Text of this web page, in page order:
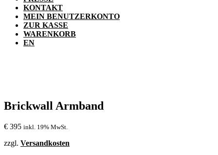
KONTAKT
MEIN BENUTZERKONTO
ZUR KASSE
WARENKORB
EN
Brickwall Armband
€ 395 inkl. 19% MwSt.
zzgl. Versandkosten